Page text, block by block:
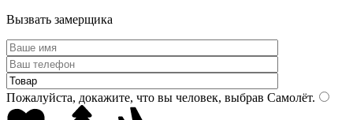
Вызвать замерщика
Пожалуйста, докажите, что вы человек, выбрав Самолёт.